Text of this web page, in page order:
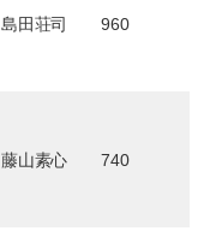
島田荘司 960
藤山素心 740